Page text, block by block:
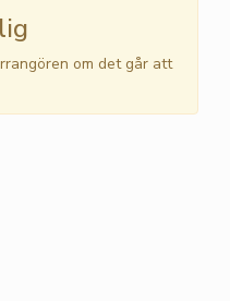
om det går att